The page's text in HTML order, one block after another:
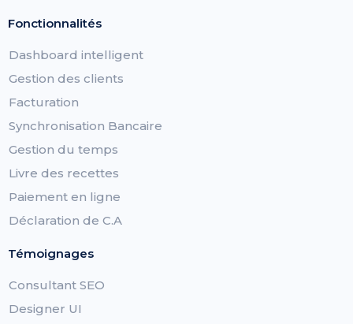
Fonctionnalités
Dashboard intelligent
Gestion des clients
Facturation
Synchronisation Bancaire
Gestion du temps
Livre des recettes
Paiement en ligne
Déclaration de C.A
Témoignages
Consultant SEO
Designer UI